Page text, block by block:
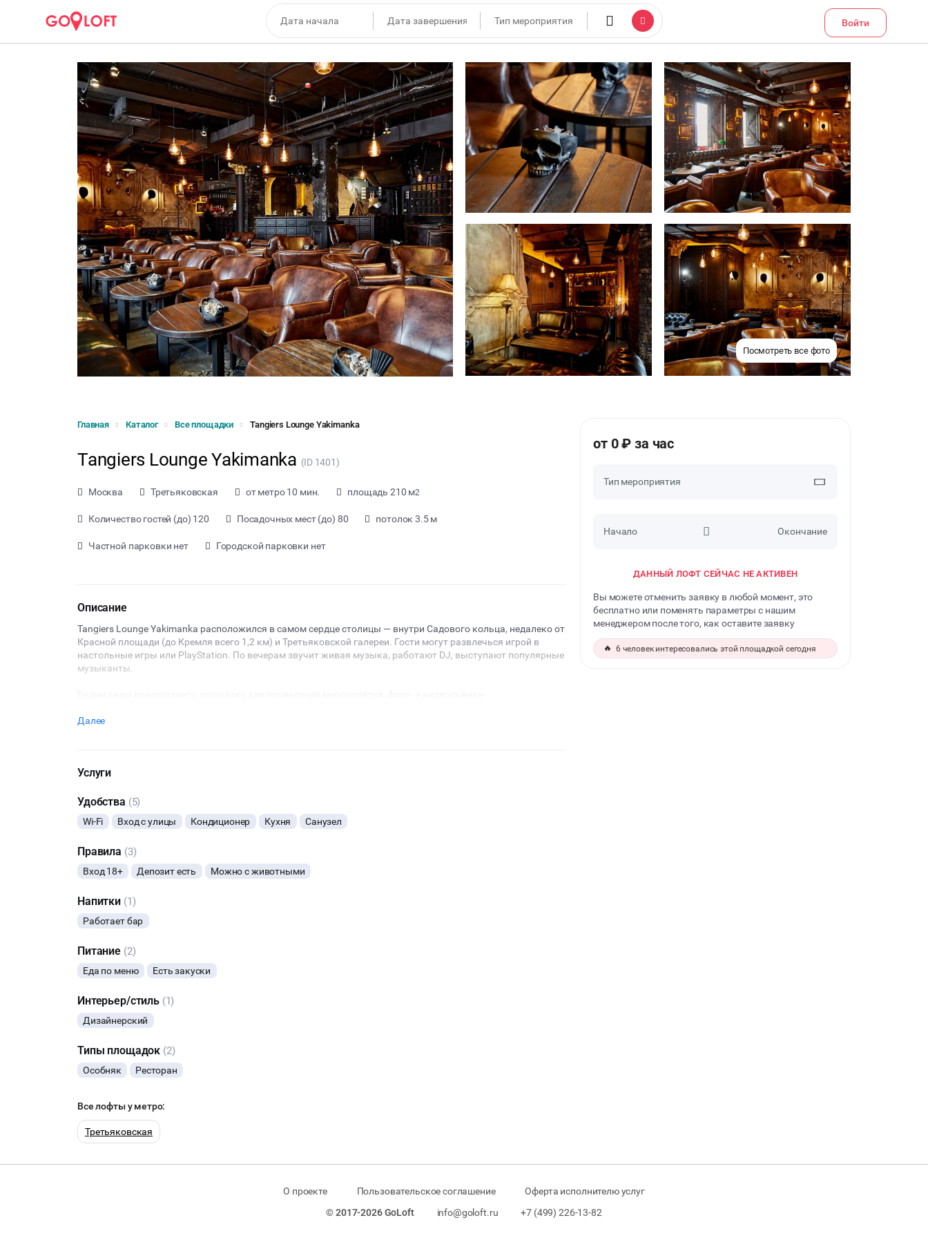
Войти
Посмотреть все фото
Главная Каталог Все площадки Tangiers Lounge Yakimanka
Tangiers Lounge Yakimanka (ID 1401)
Москва Третьяковская от метро 10 мин. площадь 210 м2
Количество гостей (до) 120 Посадочных мест (до) 80 потолок 3.5 м
Частной парковки нет Городской парковки нет
Описание
Tangiers Lounge Yakimanka расположился в самом сердце столицы — внутри Садового кольца, недалеко от
Красной площади (до Кремля всего 1,2 км) и Третьяковской галереи. Гости могут развлечься игрой в
настольные игры или PlayStation. По вечерам звучит живая музыка, работают DJ, выступают популярные
музыканты.
Далее
Услуги
Удобства (5)
Wi-Fi Вход с улицы Кондиционер Кухня Санузел
Правила (3)
Вход 18+ Депозит есть Можно с животными
Напитки (1)
Работает бар
Питание (2)
Еда по меню Есть закуски
Интерьер/стиль (1)
Дизайнерский
Типы площадок (2)
Особняк Ресторан
от 0 ₽ за час
Тип мероприятия
ДЕНЬ РОЖДЕНИЯ
ДЕВИЧНИК
Начало Окончание
ДАННЫЙ ЛОФТ СЕЙЧАС НЕ АКТИВЕН
Вы можете отменить заявку в любой момент, это
бесплатно или поменять параметры с нашим
менеджером после того, как оставите заявку
🔥 6 человек интересовались этой площадкой сегодня
Все лофты у метро:
Третьяковская
О проекте Пользовательское соглашение
Оферта исполнителю услуг
© 2017-2026 GoLoft
info@goloft.ru +7 (499) 226-13-82